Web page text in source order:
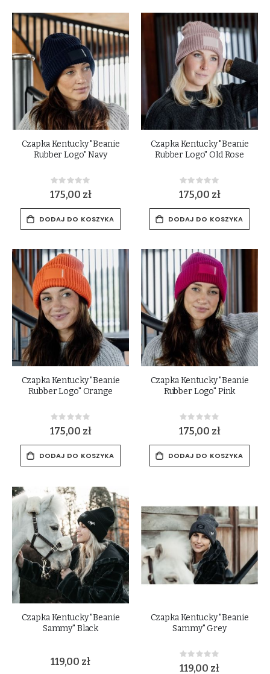
Czapka Kentucky "Beanie
Rubber Logo" Navy
Rating:
0%
175,00 zł
DODAJ DO KOSZYKA
Czapka Kentucky "Beanie
Rubber Logo" Old Rose
Rating:
0%
175,00 zł
DODAJ DO KOSZYKA
Czapka Kentucky "Beanie
Rubber Logo" Orange
Rating:
0%
175,00 zł
DODAJ DO KOSZYKA
Czapka Kentucky "Beanie
Rubber Logo" Pink
Rating:
0%
175,00 zł
DODAJ DO KOSZYKA
Czapka Kentucky "Beanie
Sammy" Black
119,00 zł
Czapka Kentucky "Beanie
Sammy" Grey
Rating:
0%
119,00 zł